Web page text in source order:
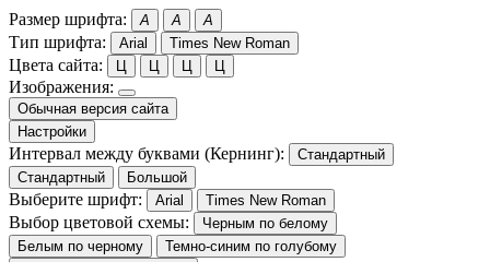
Размер шрифта: A A A
Тип шрифта: Arial Times New Roman
Цвета сайта: Ц Ц Ц Ц
Изображения:
Обычная версия сайта
Настройки
Интервал между буквами (Кернинг):
Стандартный
Стандартный
Большой
Выберите шрифт: Arial Times New Roman
Выбор цветовой схемы:
Черным по белому
Белым по черному
Темно-синим по голубому